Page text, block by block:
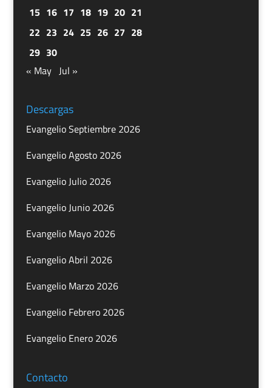
15 16 17 18 19 20 21
22 23 24 25 26 27 28
29 30
« May Jul »
Descargas
Evangelio Septiembre 2026
Evangelio Agosto 2026
Evangelio Julio 2026
Evangelio Junio 2026
Evangelio Mayo 2026
Evangelio Abril 2026
Evangelio Marzo 2026
Evangelio Febrero 2026
Evangelio Enero 2026
Contacto